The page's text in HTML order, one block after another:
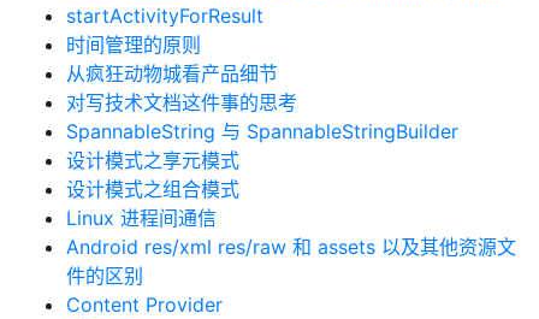
startActivityForResult
时间管理的原则
从疯狂动物城看产品细节
对写技术文档这件事的思考
SpannableString 与 SpannableStringBuilder
设计模式之享元模式
设计模式之组合模式
Linux 进程间通信
Android res/xml res/raw 和 assets 以及其他资源文
件的区别
Content Provider